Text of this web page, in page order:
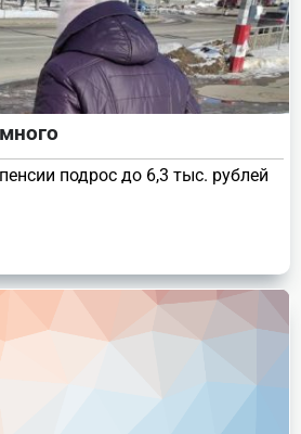
подрос до 6,3 тыс. рублей